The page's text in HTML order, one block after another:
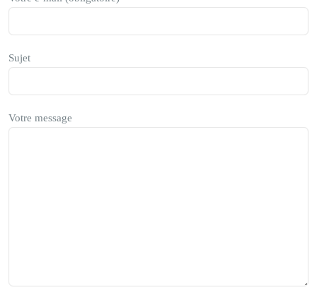
Sujet
Votre message